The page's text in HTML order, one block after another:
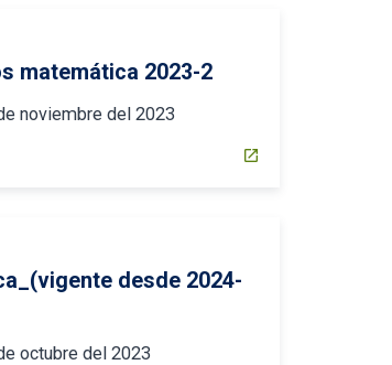
matemática 2023-2
noviembre del 2023
open_in_new
desde 2024-
octubre del 2023